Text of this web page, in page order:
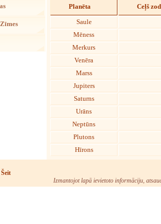
Planēta Ceļš
Saule
Mēness
Merkurs
Venēra
Marss
Jupiters
Saturns
Urāns
Neptūns
Plutons
Hīrons
Izmantojot lapā ievietoto informāciju,